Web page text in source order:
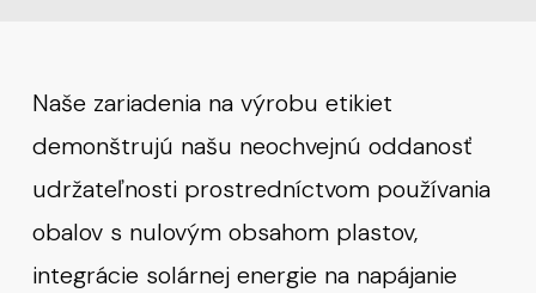
Naše zariadenia na výrobu etikiet
demonštrujú našu neochvejnú oddanosť
udržateľnosti prostredníctvom používania
obalov s nulovým obsahom plastov,
integrácie solárnej energie na napájanie